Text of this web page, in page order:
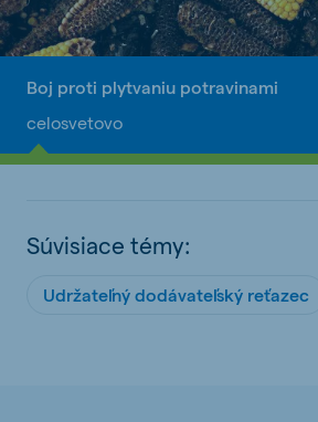
Boj proti plytvaniu potravinami
celosvetovo
Súvisiace témy:
Udržateľný dodávateľský reťazec